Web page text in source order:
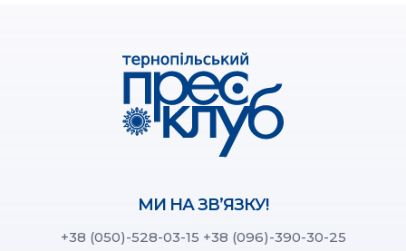
МИ НА ЗВ’ЯЗКУ!
+38 (050)-528-03-15 +38 (096)-390-30-25